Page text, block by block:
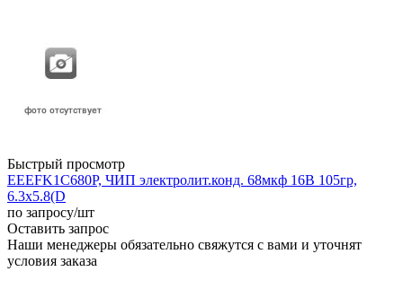
Быстрый просмотр
EEEFK1C680P, ЧИП электролит.конд. 68мкф 16В 105гр,
6.3x5.8(D
по запросу/шт
Оставить запрос
Наши менеджеры обязательно свяжутся с вами и уточнят
условия заказа